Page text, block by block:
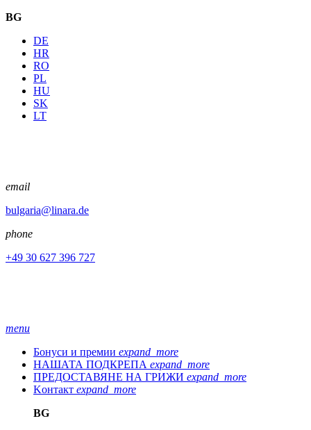
BG
DE
HR
RO
PL
HU
SK
LT
email
bulgaria@linara.de
phone
+49 30 627 396 727
menu
Бонуси и премии expand_more
НАШАТА ПОДКРЕПА expand_more
ПРЕДОСТАВЯНЕ НА ГРИЖИ expand_more
Kонтакт expand_more
BG